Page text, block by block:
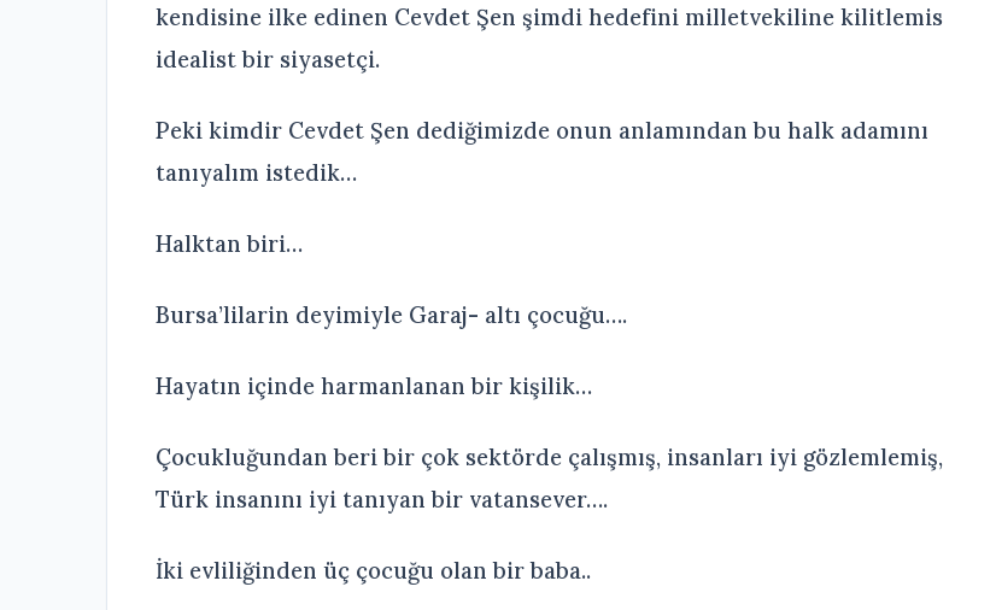
kendisine ilke edinen Cevdet Şen şimdi hedefini milletvekiline kilitlemis
idealist bir siyasetçi.
Peki kimdir Cevdet Şen dediğimizde onun anlamından bu halk adamını
tanıyalım istedik…
Halktan biri…
Bursa’lilarin deyimiyle Garaj- altı çocuğu….
Hayatın içinde harmanlanan bir kişilik…
Çocukluğundan beri bir çok sektörde çalışmış, insanları iyi gözlemlemiş,
Türk insanını iyi tanıyan bir vatansever….
İki evliliğinden üç çocuğu olan bir baba..